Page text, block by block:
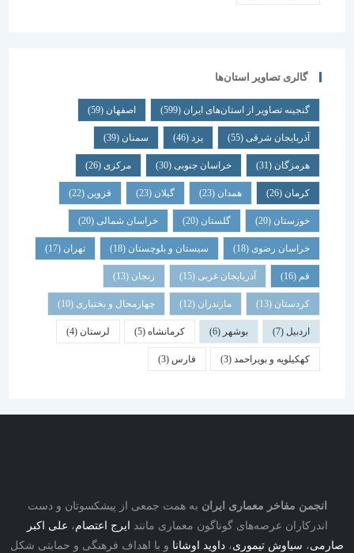
گالری تصاویر استان‌ها
گنجینه تصاویر از استان‌های ایران(599) اصفهان (59)
آذربایجان شرقی(55) یزد سمنان (39)
هرمزگان(31) خراسان جنوبی(30) مرکزی (26)
همدان گیلان قزوین
خوزستان(20) گلستان (20) خراسان شمالی(20)
خراسان رضوی(18) سیستان و بلوچستان(18) تهران
آذربایجان غربی(15) زنجان
کردستان(13) مازندران(12) چهارمحال و بختیاری (10)
بوشهر کرمانشاه(5) لرستان (4)
کهکیلویه و بویراحمد(3) فارس
مفاخر معماری ایرانبه همت جمعی از پیشکسوتان و دست
عرصه‌های گوناگون معماری مانندایرج اعتصام،علی اکبر
،سیاوش تیموری،داوید اوشاناو با اهداف فرهنگی و حمایتی شکل